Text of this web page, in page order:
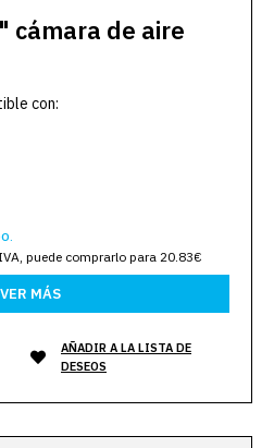
cámara de aire
con:
puede comprarlo para 20.83€
VER MÁS
AÑADIR A LA LISTA DE
DESEOS